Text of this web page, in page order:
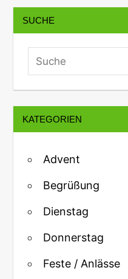
SUCHE
KATEGORIEN
Advent
Begrüßung
Dienstag
Donnerstag
Feste / Anlässe